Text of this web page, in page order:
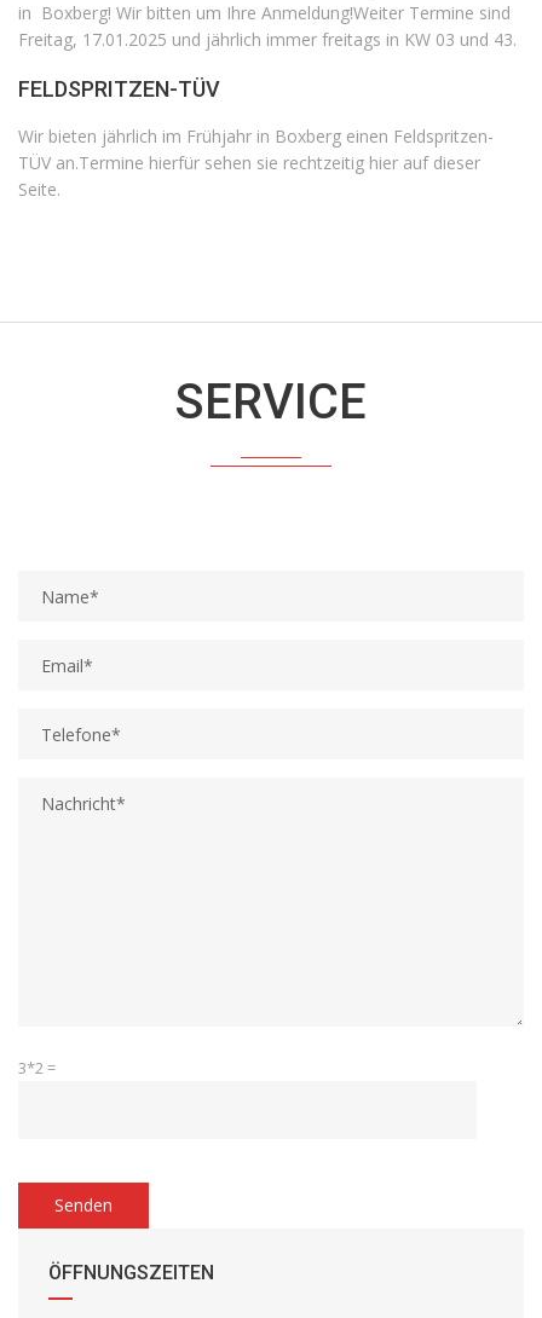
in Boxberg! Wir bitten um Ihre Anmeldung!Weiter Termine sind
Freitag, 17.01.2025 und jährlich immer freitags in KW 03 und 43.
FELDSPRITZEN-TÜV
Wir bieten jährlich im Frühjahr in Boxberg einen Feldspritzen-
TÜV an.Termine hierfür sehen sie rechtzeitig hier auf dieser
Seite.
SERVICE
3*2 =
BITTE
LASSE
FELD
LEER.
ÖFFNUNGSZEITEN